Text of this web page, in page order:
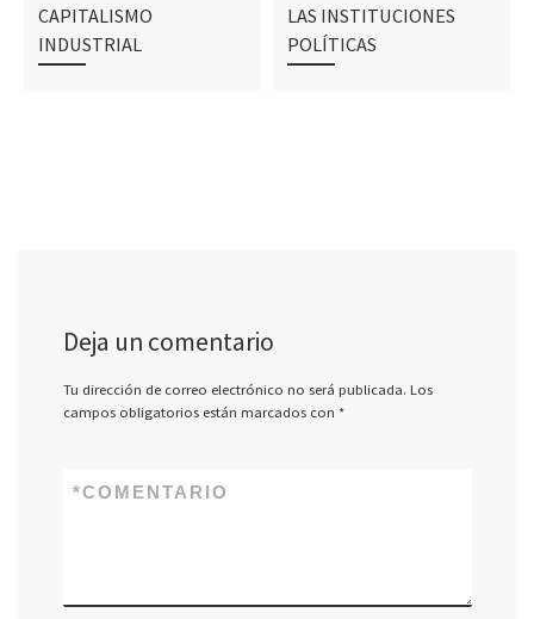
CAPITALISMO
INDUSTRIAL
LAS INSTITUCIONES
POLÍTICAS
Deja un comentario
Tu dirección de correo electrónico no será publicada. Los
campos obligatorios están marcados con *
COMENTARIO
*